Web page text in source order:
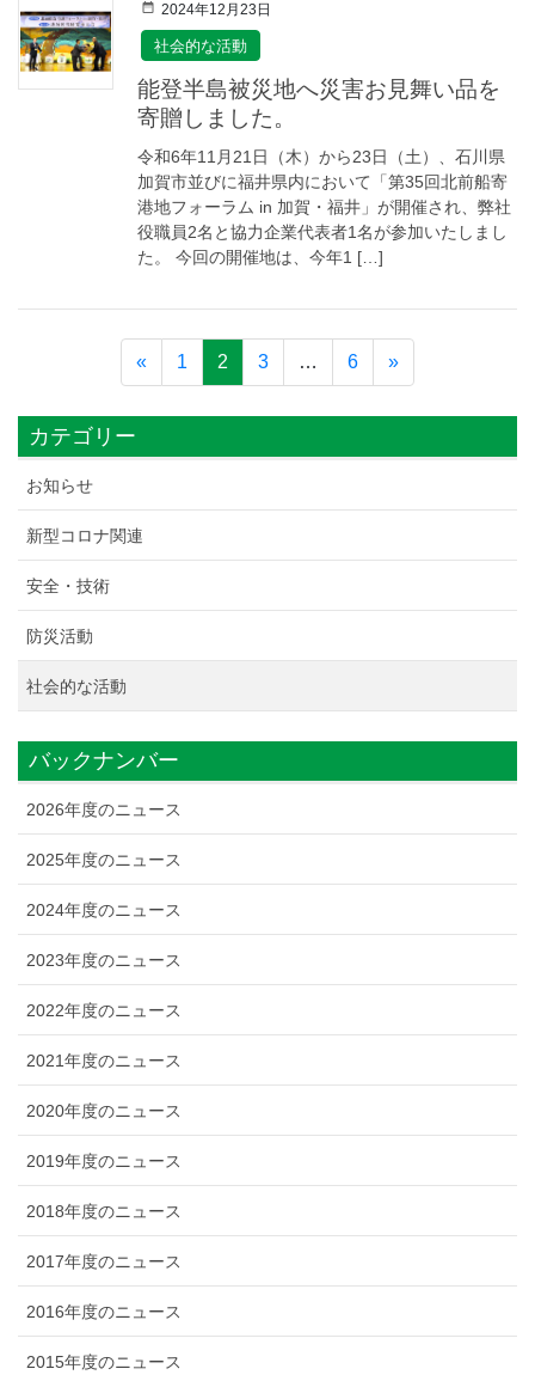
2024年12月23日
社会的な活動
能登半島被災地へ災害お見舞い品を
寄贈しました。
令和6年11月21日（木）から23日（土）、石川県
加賀市並びに福井県内において「第35回北前船寄
港地フォーラム in 加賀・福井」が開催され、弊社
役職員2名と協力企業代表者1名が参加いたしまし
た。 今回の開催地は、今年1 […]
« 1 2 3 … 6 »
カテゴリー
お知らせ
新型コロナ関連
安全・技術
防災活動
社会的な活動
バックナンバー
2026年度のニュース
2025年度のニュース
2024年度のニュース
2023年度のニュース
2022年度のニュース
2021年度のニュース
2020年度のニュース
2019年度のニュース
2018年度のニュース
2017年度のニュース
2016年度のニュース
2015年度のニュース